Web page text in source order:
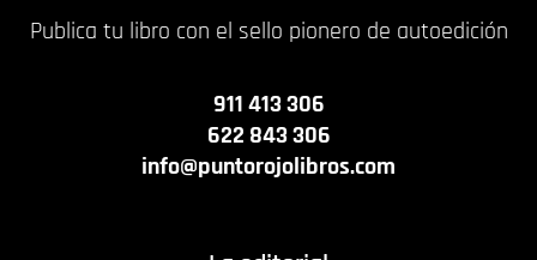
Publica tu libro con el sello pionero de autoedición
911 413 306
622 843 306
info@puntorojolibros.com